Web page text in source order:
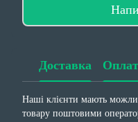
Доставка
Наші клієнти мають
товару поштовими